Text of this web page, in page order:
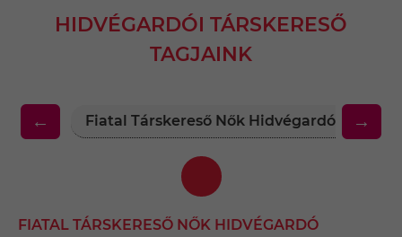
HIDVÉGARDÓI TÁRSKERESŐ
TAGJAINK
← Fiatal Társkereső Nők Hidvégardó →
FIATAL TÁRSKERESŐ NŐK HIDVÉGARDÓ